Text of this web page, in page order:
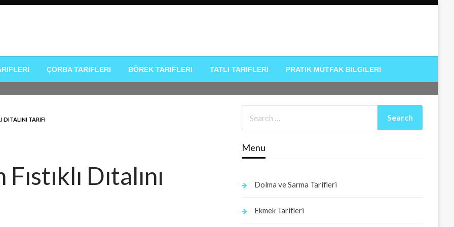
Tarifleri
ÇORBA TARIFLERI BÖREK TARIFLERI TATLI TARIFLERI PRATIK MUTFAK BILGILERI
DITALINI TARIFI
Dıtalını
Menu
Dolma ve Sarma Tarifleri
Ekmek Tarifleri